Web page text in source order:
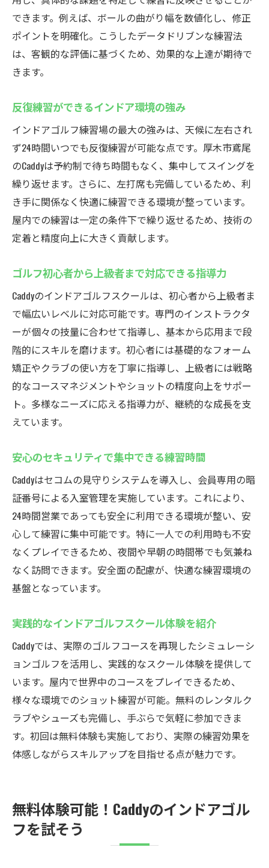
できます。例えば、ボールの曲がり幅を数値化し、修正
ポイントを明確化。こうしたデータドリブンな練習法
は、客観的な評価に基づくため、効果的な上達が期待で
きます。
反復練習ができるインドア環境の強み
インドアゴルフ練習場の最大の強みは、天候に左右され
ず24時間いつでも反復練習が可能な点です。厚木市鳶尾
のCaddyは予約制で待ち時間もなく、集中してスイングを
繰り返せます。さらに、左打席も完備しているため、利
き手に関係なく快適に練習できる環境が整っています。
屋内での練習は一定の条件下で繰り返せるため、技術の
定着と精度向上に大きく貢献します。
ゴルフ初心者から上級者まで対応できる指導力
Caddyのインドアゴルフスクールは、初心者から上級者ま
で幅広いレベルに対応可能です。専門のインストラクタ
ーが個々の技量に合わせて指導し、基本から応用まで段
階的にスキルを磨けます。初心者には基礎的なフォーム
矯正やクラブの使い方を丁寧に指導し、上級者には戦略
的なコースマネジメントやショットの精度向上をサポー
ト。多様なニーズに応える指導力が、継続的な成長を支
えています。
安心のセキュリティで集中できる練習時間
Caddyはセコムの見守りシステムを導入し、会員専用の暗
証番号による入室管理を実施しています。これにより、
24時間営業であっても安全に利用できる環境が整い、安
心して練習に集中可能です。特に一人での利用時も不安
なくプレイできるため、夜間や早朝の時間帯でも気兼ね
なく訪問できます。安全面の配慮が、快適な練習環境の
基盤となっています。
実践的なインドアゴルフスクール体験を紹介
Caddyでは、実際のゴルフコースを再現したシミュレーシ
ョンゴルフを活用し、実践的なスクール体験を提供して
います。屋内で世界中のコースをプレイできるため、
様々な環境でのショット練習が可能。無料のレンタルク
ラブやシューズも完備し、手ぶらで気軽に参加できま
す。初回は無料体験も実施しており、実際の練習効果を
体感しながらスキルアップを目指せる点が魅力です。
無料体験可能！Caddyのインドアゴル
フを試そう